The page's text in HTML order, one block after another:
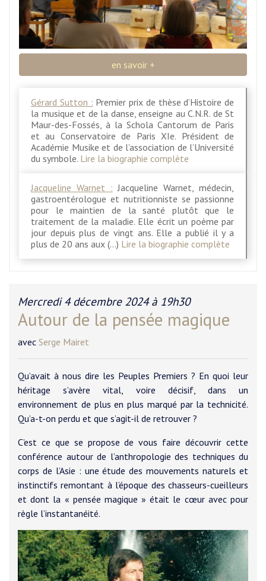
en savoir +
Gérard Sutton : Premier prix de thèse d’Histoire de
la musique et de la danse, enseigne au C.N.R. de St
Maur-des-Fossés, à la Schola Cantorum de Paris
et au Conservatoire de Paris XIe. Président de
Académie Musike et de l’association de l’Université
du symbole. Lire la biographie complète
Jacqueline Warnet : Jacqueline Warnet, médecin,
gastroentérologue et nutritionniste se passionne
pour le maintien de la santé plutôt que le
traitement de la maladie. Elle écrit un poème par
jour depuis plus de vingt ans. Elle a publié il y a
plus de 20 ans aux (…) Lire la biographie complète
Mercredi 4 décembre 2024 à 19h30
Autour de la pensée magique
avec Serge Mairet
Qu’avait à nous dire les Peuples Premiers ? En quoi leur
héritage s’avère vital, voire décisif, dans un
environnement de plus en plus marqué par la technicité.
Qu’a-t-on perdu et que s’agit-il de retrouver ?
C’est ce que se propose de vous faire découvrir cette
conférence autour de l’anthropologie des techniques du
corps de l’Asie : une étude des mouvements naturels et
instinctifs remontant à l’époque des chasseurs-cueilleurs
et dont la « pensée magique » était le cœur avec pour
règle l’instantanéité.